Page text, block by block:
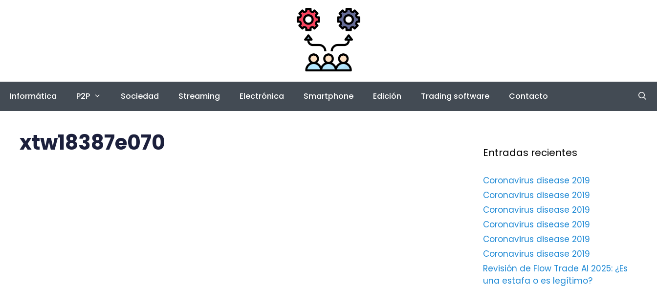
Informática P2P Sociedad Streaming Electrónica Smartphone Edición Trading software Contacto
xtw18387e070 Entradas recientes
Coronavirus disease 2019
Coronavirus disease 2019
Coronavirus disease 2019
Coronavirus disease 2019
Coronavirus disease 2019
Coronavirus disease 2019
Revisión de Flow Trade AI 2025: ¿Es
una estafa o es legítimo?